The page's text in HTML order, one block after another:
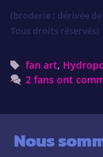
(broderie : dérivée de
Tous droits réservés)
Tags
fan art,
2 fans ont
Nous